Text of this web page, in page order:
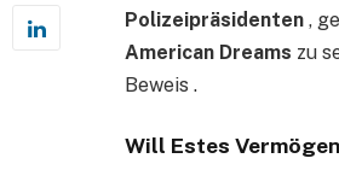
Polizeipräsidenten ,
American Dreams zu
Beweis .
Will Estes Vermögen